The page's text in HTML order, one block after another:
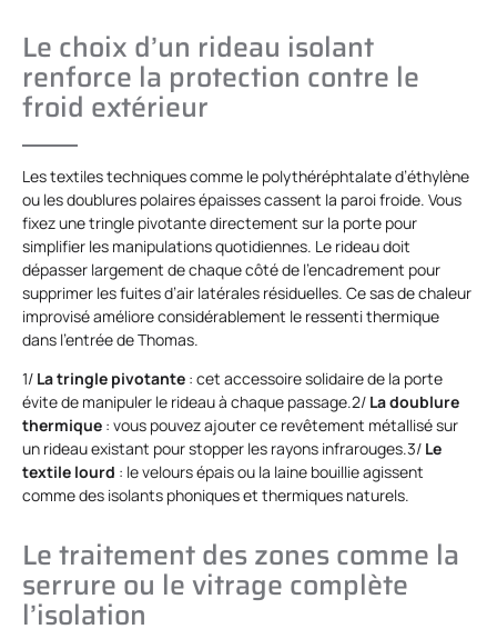
Le choix d’un rideau isolant
renforce la protection contre le
froid extérieur
Les textiles techniques comme le polythéréphtalate d’éthylène
ou les doublures polaires épaisses cassent la paroi froide. Vous
fixez une tringle pivotante directement sur la porte pour
simplifier les manipulations quotidiennes. Le rideau doit
dépasser largement de chaque côté de l’encadrement pour
supprimer les fuites d’air latérales résiduelles. Ce sas de chaleur
improvisé améliore considérablement le ressenti thermique
dans l’entrée de Thomas.
1/ La tringle pivotante : cet accessoire solidaire de la porte
évite de manipuler le rideau à chaque passage.2/ La doublure
thermique : vous pouvez ajouter ce revêtement métallisé sur
un rideau existant pour stopper les rayons infrarouges.3/ Le
textile lourd : le velours épais ou la laine bouillie agissent
comme des isolants phoniques et thermiques naturels.
Le traitement des zones comme la
serrure ou le vitrage complète
l’isolation